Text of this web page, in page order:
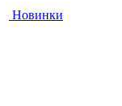
Новинки